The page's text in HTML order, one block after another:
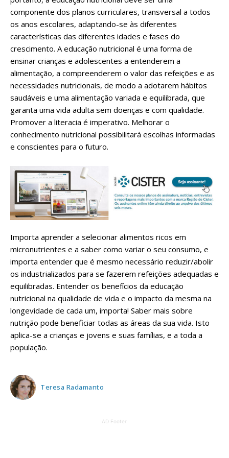
componente dos planos curriculares, transversal a todos
os anos escolares, adaptando-se às diferentes
características das diferentes idades e fases do
crescimento. A educação nutricional é uma forma de
ensinar crianças e adolescentes a entenderem a
alimentação, a compreenderem o valor das refeições e as
necessidades nutricionais, de modo a adotarem hábitos
saudáveis e uma alimentação variada e equilibrada, que
garanta uma vida adulta sem doenças e com qualidade.
Promover a literacia é imperativo. Melhorar o
conhecimento nutricional possibilitará escolhas informadas
e conscientes para o futuro.
Importa aprender a selecionar alimentos ricos em
micronutrientes e a saber como variar o seu consumo, e
importa entender que é mesmo necessário reduzir/abolir
os industrializados para se fazerem refeições adequadas e
equilibradas. Entender os benefícios da educação
nutricional na qualidade de vida e o impacto da mesma na
longevidade de cada um, importa! Saber mais sobre
nutrição pode beneficiar todas as áreas da sua vida. Isto
aplica-se a crianças e jovens e suas famílias, e a toda a
população.
Teresa Radamanto
AD Footer